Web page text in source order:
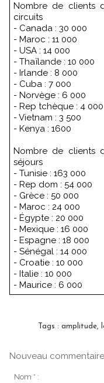
Nombre de clients du groupe Transat France sur les
circuits
- Canada : 30 000
- Maroc : 11 000
- USA : 14 000
- Thaïlande : 10 000
- Irlande : 8 000
- Cuba : 7 000
- Norvège : 6 000
- Rep tchèque : 4 000
- Vietnam : 3 500
- Kenya : 1600
Nombre de clients
séjours
- Tunisie : 163 000
- Rep dom : 54 000
- Grèce : 50 000
- Maroc : 24 000
- Égypte : 20 000
- Mexique : 16 000
- Espagne : 18 000
- Sénégal : 14 000
- Croatie : 10 000
- Italie : 10 000
- Maurice : 6 000
Tags : amplitude,
Nouveau
Nom * :